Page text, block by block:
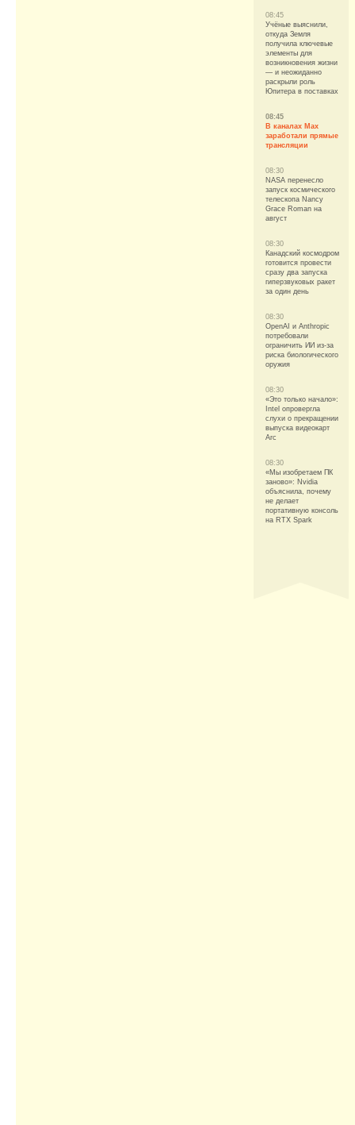
08:45
Учёные выяснили,
откуда Земля
получила ключевые
элементы для
возникновения жизни
— и неожиданно
раскрыли роль
Юпитера в поставках
08:45
В каналах Max
заработали прямые
трансляции
08:30
NASA перенесло
запуск космического
телескопа Nancy
Grace Roman на
август
08:30
Канадский космодром
готовится провести
сразу два запуска
гиперзвуковых ракет
за один день
08:30
OpenAI и Anthropic
потребовали
ограничить ИИ из-за
риска биологического
оружия
08:30
«Это только начало»:
Intel опровергла
слухи о прекращении
выпуска видеокарт
Arc
08:30
«Мы изобретаем ПК
заново»: Nvidia
объяснила, почему
не делает
портативную консоль
на RTX Spark